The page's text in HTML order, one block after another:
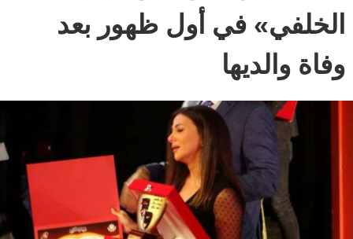
الخلفي» في أول ظهور بعد
وفاة والديها